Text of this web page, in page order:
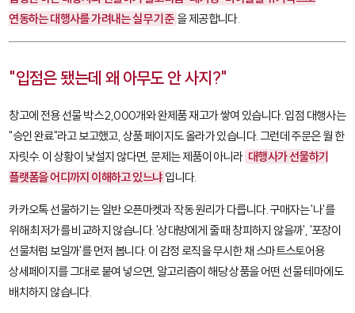
연동하는 대행사를 가려내는 실무 기준 을 제공합니다.
"입점은 됐는데 왜 아무도 안 사지?"
창고에 전용 선물 박스 2,000개와 완제품 재고가 쌓여 있습니다. 입점 대행사는
"승인 완료"라고 보고했고, 상품 페이지도 올라가 있습니다. 그런데 주문은 월 한
자릿수. 이 상황이 낯설지 않다면, 문제는 제품이 아니라 대행사가 선물하기
플랫폼을 어디까지 이해하고 있느냐 입니다.
카카오톡 선물하기는 일반 오픈마켓과 작동 원리가 다릅니다. 구매자는 '나'를
위해 최저가를 비교하지 않습니다. '상대방에게 줄 때 창피하지 않을까', '포장이
선물처럼 보일까'를 먼저 봅니다. 이 감정 로직을 무시한 채 스마트스토어용
상세페이지를 그대로 붙여 넣으면, 알고리즘이 해당 상품을 어떤 선물 테마에도
배치하지 않습니다.